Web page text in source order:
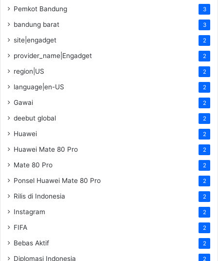
Pemkot Bandung 3
bandung barat 3
site|engadget 2
provider_name|Engadget 2
region|US 2
language|en-US 2
Gawai 2
deebut global 2
Huawei 2
Huawei Mate 80 Pro 2
Mate 80 Pro 2
Ponsel Huawei Mate 80 Pro 2
Rilis di Indonesia 2
Instagram 2
FIFA 2
Bebas Aktif 2
Diplomasi Indonesia 2